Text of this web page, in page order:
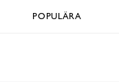
POPULÄRA